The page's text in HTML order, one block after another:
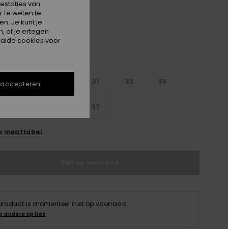
29 31 32 33
37
maattabel
is momenteel niet op voorraad.
andere opties
van
te weten te
Je kunt je
of je ertegen
cookies voor